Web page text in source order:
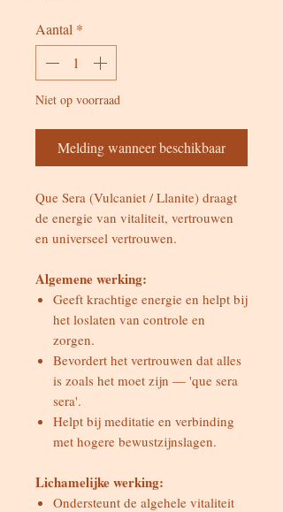
Aantal *
Niet op voorraad
Melding wanneer beschikbaar
Que Sera (Vulcaniet / Llanite) draagt
de energie van vitaliteit, vertrouwen
en universeel vertrouwen.
Algemene werking:
Geeft krachtige energie en helpt bij
het loslaten van controle en
zorgen.
Bevordert het vertrouwen dat alles
is zoals het moet zijn — 'que sera
sera'.
Helpt bij meditatie en verbinding
met hogere bewustzijnslagen.
Lichamelijke werking:
Ondersteunt de algehele vitaliteit